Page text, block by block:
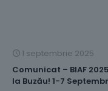
1 septembrie 2025
Comunicat – BIAF
la Buzău! 1-7